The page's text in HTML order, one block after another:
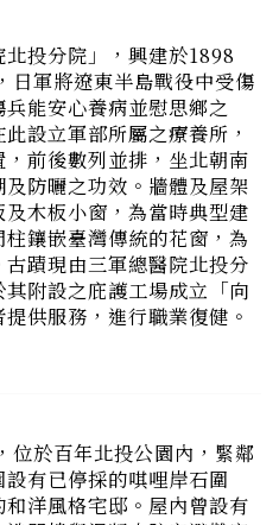
軍將遼東半島戰役中受傷
能安心養病並慰思鄉之
設立軍部所屬之療養所，
前後數列並排，坐北朝南
防曬之功效。牆體及屋架
木板小窗，為當時典型建
鑲嵌臺灣傳統的花窗，為
蹟現由三軍總醫院北投分
附設之庇護工場成立「向
供服務，進行職業復健。
有已停採的唭哩岸石圍
洋風格宅邸。屋內曾設有
閣樓與混凝土防空避難室
市歷史建築。2021年由財
營運，將延續北投特有的